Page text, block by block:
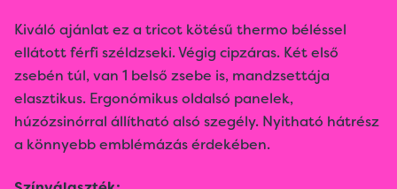
Kiváló ajánlat ez a tricot kötésű thermo béléssel
ellátott férfi széldzseki. Végig cipzáras. Két első
zsebén túl, van 1 belső zsebe is, mandzsettája
elasztikus. Ergonómikus oldalsó panelek,
húzózsinórral állítható alsó szegély. Nyitható hátrész
a könnyebb emblémázás érdekében.